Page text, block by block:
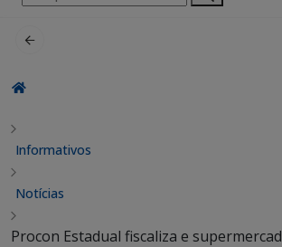
por:
Informativos
Notícias
Procon Estadual fiscaliza e